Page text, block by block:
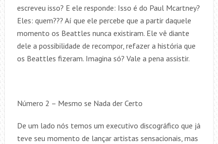
escreveu isso? E ele responde: Isso é do Paul Mcartney?
Eles: quem??? Aí que ele percebe que a partir daquele
momento os Beattles nunca existiram. Ele vê diante
dele a possibilidade de recompor, refazer a história que
os Beattles fizeram. Imagina só? Vale a pena assistir.
Número 2 – Mesmo se Nada der Certo
De um lado nós temos um executivo discográfico que já
teve seu momento de lançar artistas sensacionais, mas